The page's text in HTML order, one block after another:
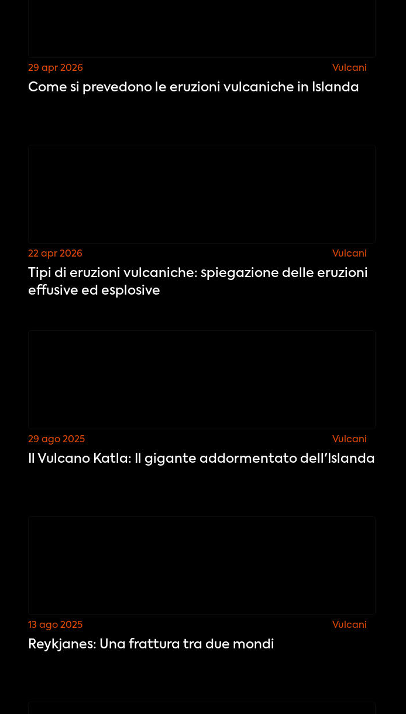
29 apr 2026 Vulcani
Come si prevedono le eruzioni vulcaniche in Islanda
22 apr 2026 Vulcani
Tipi di eruzioni vulcaniche: spiegazione delle eruzioni
effusive ed esplosive
29 ago 2025 Vulcani
Il Vulcano Katla: Il gigante addormentato dell'Islanda
13 ago 2025 Vulcani
Reykjanes: Una frattura tra due mondi